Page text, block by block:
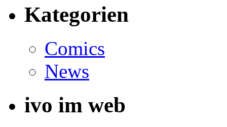
Kategorien
Comics
News
ivo im web